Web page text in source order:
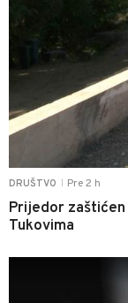
DRUŠTVO Pre 2 h
Prijedor
Tukovima